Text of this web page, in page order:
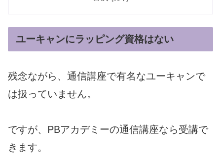
ユーキャンにラッピング資格はない
残念ながら、通信講座で有名なユーキャンで
は扱っていません。
ですが、PBアカデミーの通信講座なら受講で
きます。